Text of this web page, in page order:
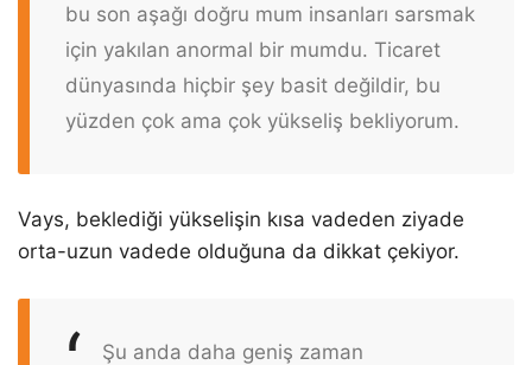
bu son aşağı doğru mum insanları sarsmak
için yakılan anormal bir mumdu. Ticaret
dünyasında hiçbir şey basit değildir, bu
yüzden çok ama çok yükseliş bekliyorum.
Vays, beklediği yükselişin kısa vadeden ziyade
orta-uzun vadede olduğuna da dikkat çekiyor.
Şu anda daha geniş zaman